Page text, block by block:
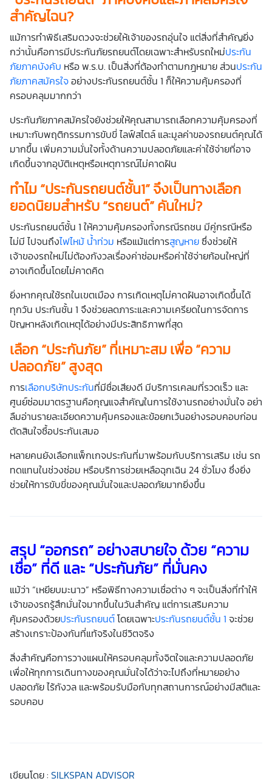
สำคัญไฉน?
แม้การทำพิธีเสริมดวงจะช่วยให้เจ้าของรถอุ่นใจ แต่สิ่งที่สำคัญยิ่ง
กว่านั้นคือการมีประกันภัยรถยนต์โดยเฉพาะสำหรับรถใหม่ประกัน
ภัยภาคบังคับ หรือ พ.ร.บ. เป็นสิ่งที่ต้องทำตามกฎหมาย ส่วนประกัน
ภัยภาคสมัครใจอย่างประกันรถยนต์ชั้น 1 ก็ให้ความคุ้มครองที่
ครอบคลุมมากกว่า
ประกันภัยภาคสมัครใจยังช่วยให้คุณสามารถเลือกความคุ้มครองที่
เหมาะกับพฤติกรรมการขับขี่ ไลฟ์สไตล์ และมูลค่าของรถยนต์คุณได้
มากขึ้น เพิ่มความมั่นใจทั้งด้านความปลอดภัยและค่าใช้จ่ายที่อาจ
เกิดขึ้นจากอุบัติเหตุหรือเหตุการณ์ไม่คาดฝัน
ทำไม “ประกันรถยนต์ชั้น1” จึงเป็นทางเลือก
ยอดนิยมสำหรับ “รถยนต์” คันใหม่?
ประกันรถยนต์ชั้น 1 ให้ความคุ้มครองทั้งกรณีรถชน มีคู่กรณีหรือ
ไม่มี ไปจนถึงไฟไหม้ น้ำท่วม หรือแม้แต่การสูญหายซึ่งช่วยให้
เจ้าของรถใหม่ไม่ต้องกังวลเรื่องค่าซ่อมหรือค่าใช้จ่ายก้อนใหญ่ที่
อาจเกิดขึ้นโดยไม่คาดคิด
ยิ่งหากคุณใช้รถในเขตเมือง การเกิดเหตุไม่คาดฝันอาจเกิดขึ้นได้
ทุกวัน ประกันชั้น 1 จึงช่วยลดภาระและความเครียดในการจัดการ
ปัญหาหลังเกิดเหตุได้อย่างมีประสิทธิภาพที่สุด
เลือก “ประกันภัย” ที่เหมาะสม เพื่อ “ความ
ปลอดภัย” สูงสุด
การเลือกบริษัทประกันที่มีชื่อเสียงดี มีบริการเคลมที่รวดเร็ว และ
ศูนย์ซ่อมมาตรฐานคือกุญแจสำคัญในการใช้งานรถอย่างมั่นใจ อย่า
ลืมอ่านรายละเอียดความคุ้มครองและข้อยกเว้นอย่างรอบคอบก่อน
ตัดสินใจซื้อประกันเสมอ
หลายคนยังเลือกแพ็กเกจประกันที่มาพร้อมกับบริการเสริม เช่น รถ
ทดแทนในช่วงซ่อม หรือบริการช่วยเหลือฉุกเฉิน 24 ชั่วโมง ซึ่งยิ่ง
ช่วยให้การขับขี่ของคุณมั่นใจและปลอดภัยมากยิ่งขึ้น
สรุป “ออกรถ” อย่างสบายใจ ด้วย “ความ
เชื่อ” ที่ดี และ “ประกันภัย” ที่มั่นคง
แม้ว่า “เหยียบมะนาว” หรือพิธีทางความเชื่อต่าง ๆ จะเป็นสิ่งที่ทำให้
เจ้าของรถรู้สึกมั่นใจมากขึ้นในวันสำคัญ แต่การเสริมความ
คุ้มครองด้วยประกันรถยนต์โดยเฉพาะประกันรถยนต์ชั้น 1 จะช่วย
สร้างเกราะป้องกันที่แท้จริงในชีวิตจริง
สิ่งสำคัญคือการวางแผนให้ครอบคลุมทั้งจิตใจและความปลอดภัย
เพื่อให้ทุกการเดินทางของคุณมั่นใจได้ว่าจะไปถึงที่หมายอย่าง
ปลอดภัย ไร้กังวล และพร้อมรับมือกับทุกสถานการณ์อย่างมีสติและ
รอบคอบ
เขียนโดย : SILKSPAN ADVISOR